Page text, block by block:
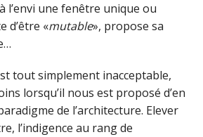
l’envi une fenêtre unique ou
d’être «mutable», propose sa
tout simplement inacceptable,
lorsqu’il nous est proposé d’en
de l’architecture. Elever
l’indigence au rang de